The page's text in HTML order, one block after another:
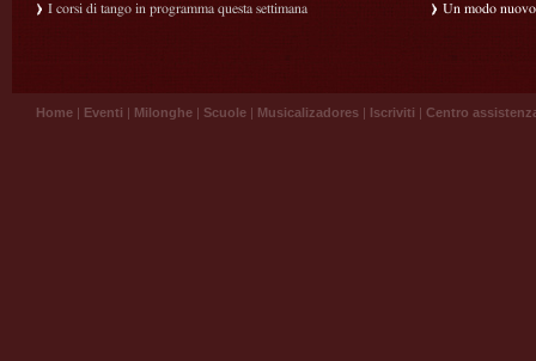
I corsi di tango in programma questa settimana
Un modo
Home | Eventi | Milonghe | Scuole | Musicalizadores | Iscriviti | Centro